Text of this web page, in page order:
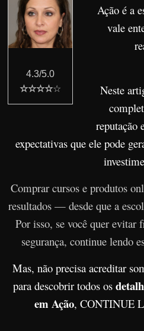
u
d
a
W
4.3/5.0
☆☆☆☆☆
Ação é a
vale
Neste
reputação
expectativas que ele pode
Comprar cursos e produtos
resultados — desde que a
Por isso, se você quer evitar
segurança, continue lendo
Mas, não precisa acreditar
para descobrir todos os
em Ação, CONTINUE